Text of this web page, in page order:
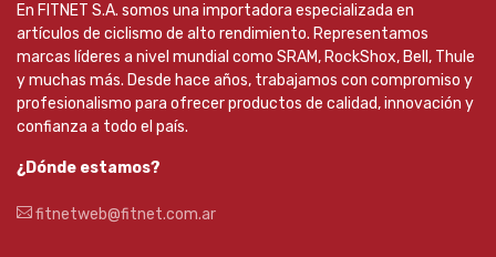
En FITNET S.A. somos una importadora especializada en
artículos de ciclismo de alto rendimiento. Representamos
marcas líderes a nivel mundial como SRAM, RockShox, Bell, Thule
y muchas más. Desde hace años, trabajamos con compromiso y
profesionalismo para ofrecer productos de calidad, innovación y
confianza a todo el país.
¿Dónde estamos?
fitnetweb@fitnet.com.ar